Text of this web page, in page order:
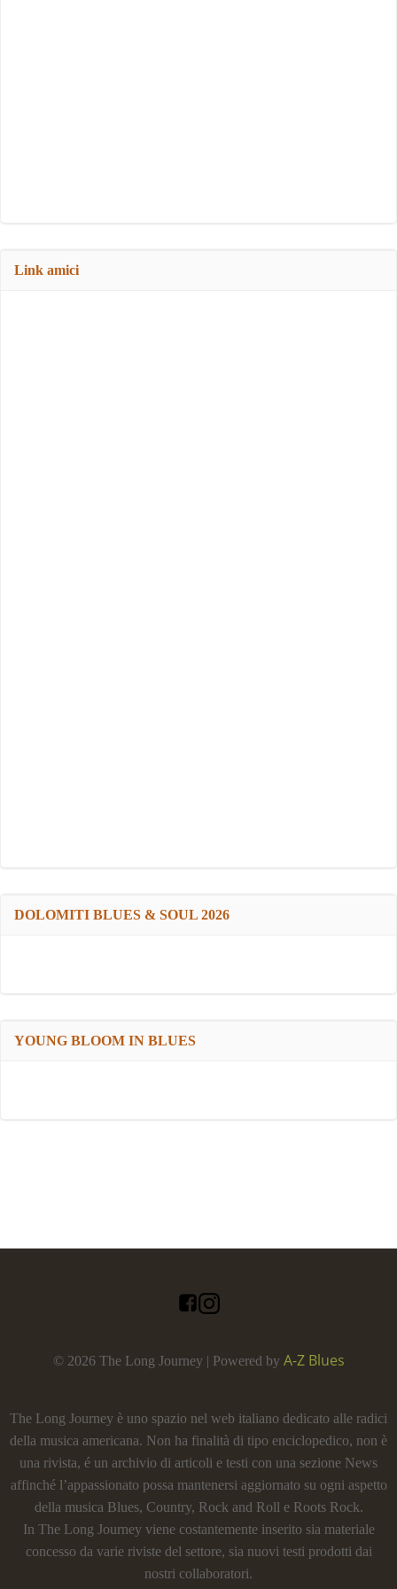
Link amici
DOLOMITI BLUES & SOUL 2026
YOUNG BLOOM IN BLUES
© 2026 The Long Journey | Powered by A-Z Blues
The Long Journey è uno spazio nel web italiano dedicato alle radici
della musica americana. Non ha finalità di tipo enciclopedico, non è
una rivista, é un archivio di articoli e testi con una sezione News
affinché l’appassionato possa mantenersi aggiornato su ogni aspetto
della musica Blues, Country, Rock and Roll e Roots Rock.
In The Long Journey viene costantemente inserito sia materiale
concesso da varie riviste del settore, sia nuovi testi prodotti dai
nostri collaboratori.